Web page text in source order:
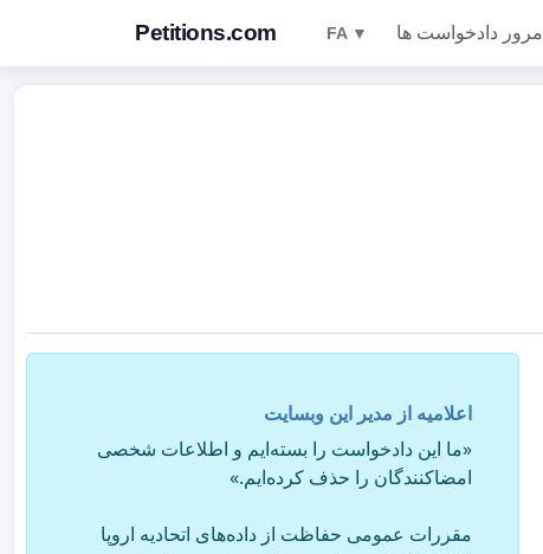
Petitions.com FA ▼ مرور دادخواست ها
اعلامیه از مدیر این وبسایت
«ما این دادخواست را بسته‌ایم و اطلاعات شخصی
امضاکنندگان را حذف کرده‌ایم.»
مقررات عمومی حفاظت از داده‌های اتحادیه اروپا